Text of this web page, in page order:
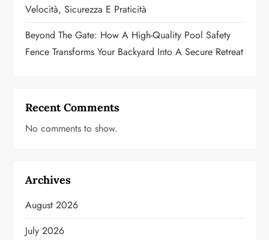
Velocità, Sicurezza E Praticità
Beyond The Gate: How A High-Quality Pool Safety
Fence Transforms Your Backyard Into A Secure Retreat
Recent Comments
No comments to show.
Archives
August 2026
July 2026